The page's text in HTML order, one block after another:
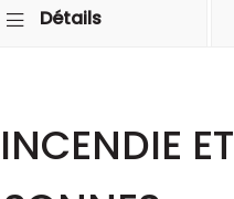
Détails
ET